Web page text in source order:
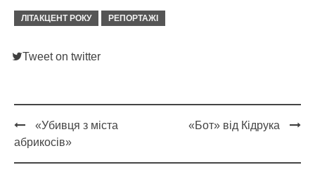
ЛІТАКЦЕНТ РОКУ РЕПОРТАЖІ
Tweet on twitter
Post
navigation
«Убивця з міста
абрикосів»
«Бот» від Кідрука